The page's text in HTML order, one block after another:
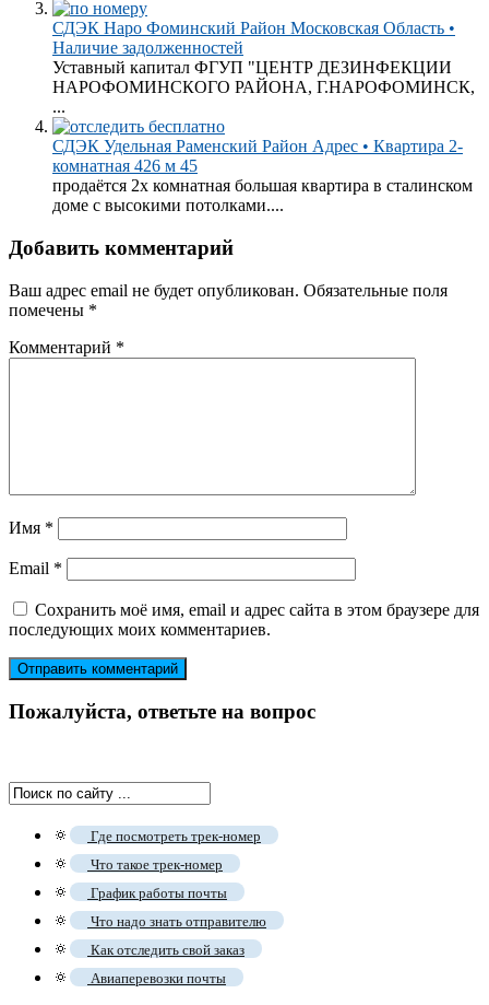
СДЭК Наро Фоминский Район Московская Область •
Наличие задолженностей
Уставный капитал ФГУП "ЦЕНТР ДЕЗИНФЕКЦИИ
НАРОФОМИНСКОГО РАЙОНА, Г.НАРОФОМИНСК,
...
СДЭК Удельная Раменский Район Адрес • Квартира 2-
комнатная 426 м 45
продаётся 2х комнатная большая квартира в сталинском
доме с высокими потолками....
Добавить комментарий
Ваш адрес email не будет опубликован. Обязательные поля
помечены *
Комментарий *
Имя *
Email *
Сохранить моё имя, email и адрес сайта в этом браузере для
последующих моих комментариев.
Пожалуйста, ответьте на вопрос
🔅 Где посмотреть трек-номер
🔅 Что такое трек-номер
🔅 График работы почты
🔅 Что надо знать отправителю
🔅 Как отследить свой заказ
🔅 Авиаперевозки почты